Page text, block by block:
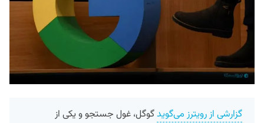
گزارشی از رویترز می‌گویدگوگل، غول جستجو و یکی از